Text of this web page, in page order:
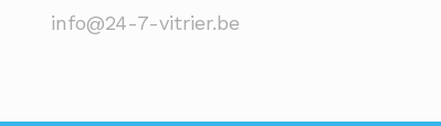
info@24-7-vitrier.be